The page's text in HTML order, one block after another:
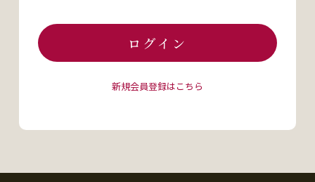
ログイン
新規会員登録はこちら